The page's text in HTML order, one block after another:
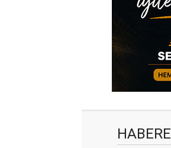
HABERE